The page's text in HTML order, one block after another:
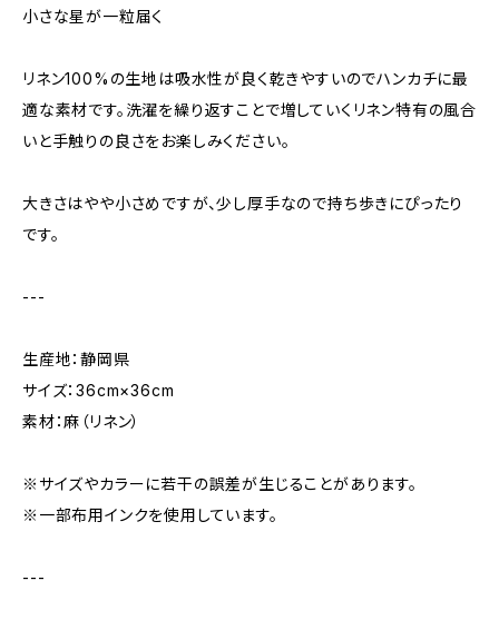
小さな星が一粒届く
リネン100%の生地は吸水性が良く乾きやすいのでハンカチに最
適な素材です。洗濯を繰り返すことで増していくリネン特有の風合
いと手触りの良さをお楽しみください。
大きさはやや小さめですが、少し厚手なので持ち歩きにぴったり
です。
---
生産地：静岡県
サイズ：36cm×36cm
素材：麻（リネン）
※サイズやカラーに若干の誤差が生じることがあります。
※一部布用インクを使用しています。
---